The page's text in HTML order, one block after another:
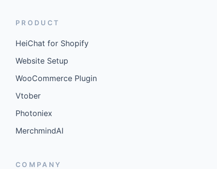
PRODUCT
HeiChat for Shopify
Website Setup
WooCommerce Plugin
Vtober
Photoniex
MerchmindAI
COMPANY